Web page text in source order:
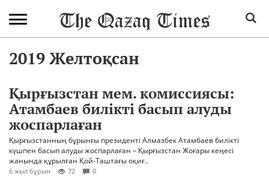
2019 Желтоқсан
Қырғызстан мем. комиссиясы:
Атамбаев билікті басып алуды
жоспарлаған
Қырғызстанның бұрынғы президенті Алмазбек Атамбаев билікті
күшпен басып алуды жоспарлаған – Қырғызстан Жоғары кеңесі
жанында құрылған Қой-Таштағы оқиғ..
6 жыл бұрын 72 0